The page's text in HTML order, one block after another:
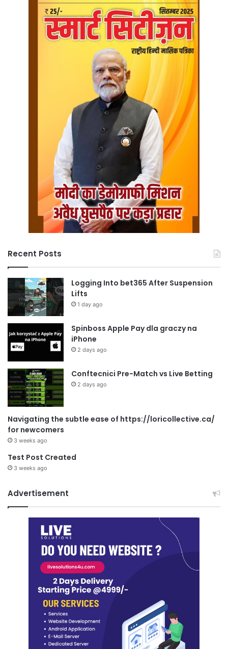
Recent Posts
Logging Into bet365 After Suspension
Lifts
1 day ago
Spinboss Apple Pay dla graczy na
iPhone
2 days ago
Conftecnici Pre-Match vs Live Betting
2 days ago
Navigating the subtle ease of https://loricollective.ca/
for newcomers
3 weeks ago
Test Post Created
3 weeks ago
Advertisement